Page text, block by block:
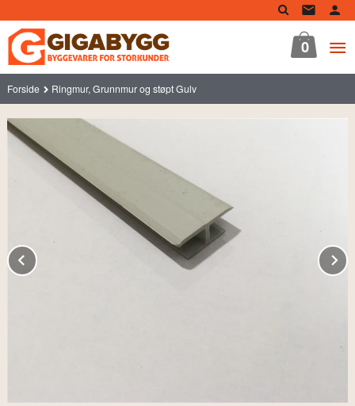
til
innholdet
0
Forside Ringmur, Grunnmur og støpt Gulv
Prev